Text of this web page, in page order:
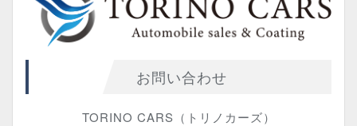
お問い合わせ
TORINO CARS（トリノカーズ）